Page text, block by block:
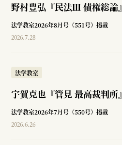
野村豊弘『民法Ⅲ 債権総論』
法学教室2026年8月号（551号）掲載
2026.7.28
法学教室
宇賀克也『管見 最高裁判所』
法学教室2026年7月号（550号）掲載
2026.6.26